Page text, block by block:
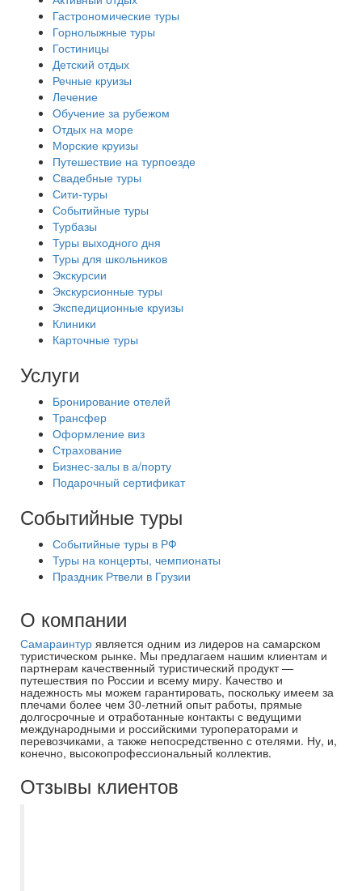
Гастрономические туры
Горнолыжные туры
Гостиницы
Детский отдых
Речные круизы
Лечение
Обучение за рубежом
Отдых на море
Морские круизы
Путешествие на турпоезде
Свадебные туры
Сити-туры
Событийные туры
Турбазы
Туры выходного дня
Туры для школьников
Экскурсии
Экскурсионные туры
Экспедиционные круизы
Клиники
Карточные туры
Услуги
Бронирование отелей
Трансфер
Оформление виз
Страхование
Бизнес-залы в а/порту
Подарочный сертификат
Событийные туры
Событийные туры в РФ
Туры на концерты, чемпионаты
Праздник Ртвели в Грузии
О компании
Самараинтур является одним из лидеров на самарском
туристическом рынке. Мы предлагаем нашим клиентам и
партнерам качественный туристический продукт —
путешествия по России и всему миру. Качество и
надежность мы можем гарантировать, поскольку имеем за
плечами более чем 30-летний опыт работы, прямые
долгосрочные и отработанные контакты с ведущими
международными и российскими туроператорами и
перевозчиками, а также непосредственно с отелями. Ну, и,
конечно, высокопрофессиональный коллектив.
Отзывы клиентов